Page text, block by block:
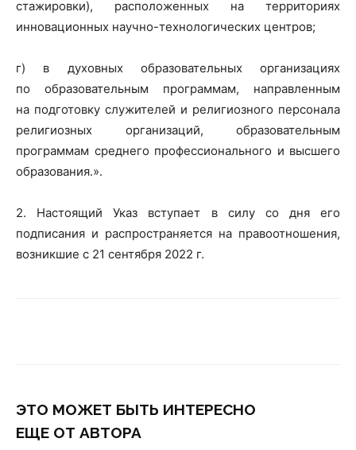
стажировки), расположенных на территориях
инновационных научно-­технологических центров;
г) в духовных образовательных организациях
по образовательным программам, направленным
на подготовку служителей и религиозного персонала
религиозных организаций, образовательным
программам среднего профессионального и высшего
образования.».
2. Настоящий Указ вступает в силу со дня его
подписания и распространяется на правоотношения,
возникшие с 21 сентября 2022 г.
ЭТО МОЖЕТ БЫТЬ ИНТЕРЕСНО
ЕЩЕ ОТ АВТОРА